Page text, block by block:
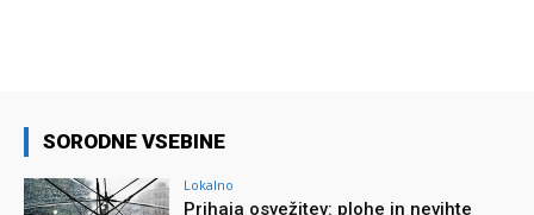
SORODNE VSEBINE
Lokalno
Prihaja osvežitev: plohe in nevihte